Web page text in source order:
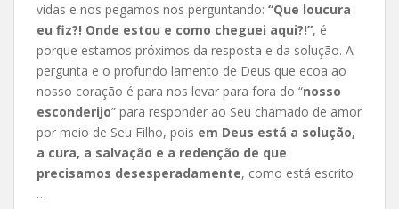
vidas e nos pegamos nos perguntando: “Que loucura
eu fiz?! Onde estou e como cheguei aqui?!”, é
porque estamos próximos da resposta e da solução. A
pergunta e o profundo lamento de Deus que ecoa ao
nosso coração é para nos levar para fora do “nosso
esconderijo” para responder ao Seu chamado de amor
por meio de Seu Filho, pois em Deus está a solução,
a cura, a salvação e a redenção de que
precisamos desesperadamente, como está escrito
…